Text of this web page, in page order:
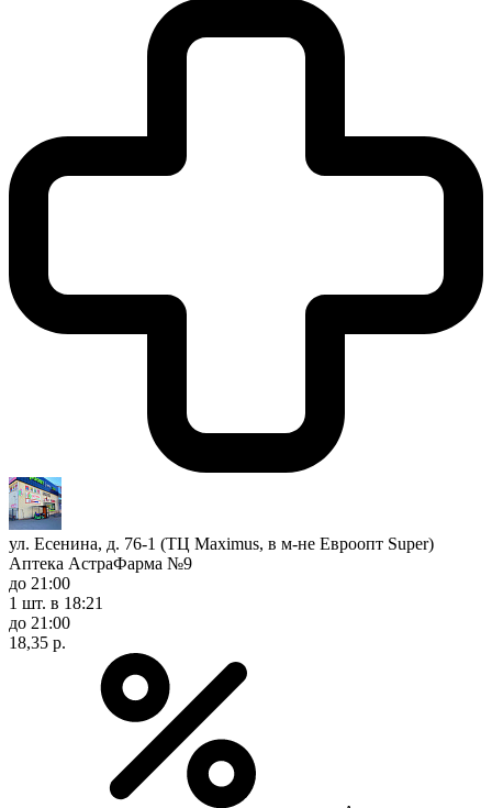
ул. Есенина, д. 76-1 (ТЦ Maximus, в м-не Евроопт Super)
Аптека АстраФарма №9
до 21:00
1 шт. в 18:21
до 21:00
18,35 р.